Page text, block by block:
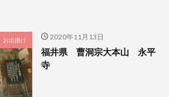
お出掛け 2020年11月13日
福井県 曹洞宗大本山 永平
寺